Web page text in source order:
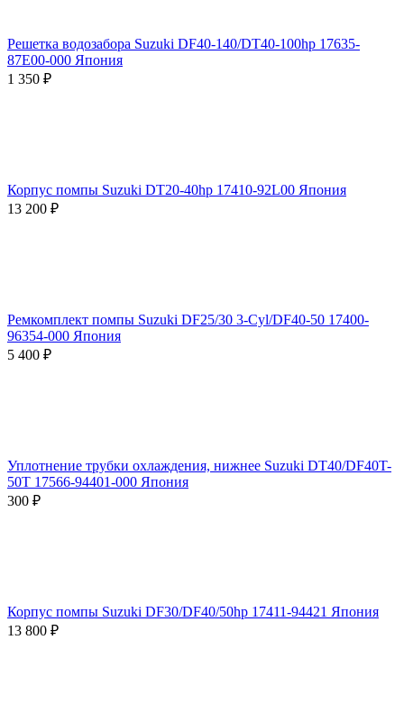
Решетка водозабора Suzuki DF40-140/DT40-100hp 17635-
87E00-000 Япония
1 350 ₽
Корпус помпы Suzuki DT20-40hp 17410-92L00 Япония
13 200 ₽
Ремкомплект помпы Suzuki DF25/30 3-Cyl/DF40-50 17400-
96354-000 Япония
5 400 ₽
Уплотнение трубки охлаждения, нижнее Suzuki DT40/DF40T-
50T 17566-94401-000 Япония
‍300‍ ₽
Корпус помпы Suzuki DF30/DF40/50hp 17411-94421 Япония
13 800 ₽